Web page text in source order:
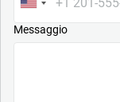
Messaggio